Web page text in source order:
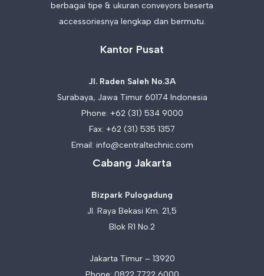
berbagai tipe & ukuran conveyors beserta
accessoriesnya lengkap dan bermutu.
Kantor Pusat
Jl. Raden Saleh No.3A
Surabaya, Jawa Timur 60174 Indonesia
Phone: +62 (31) 534 9000
Fax: +62 (31) 535 1357
Email: info@centraltechnic.com
Cabang Jakarta
Bizpark Pulogadung
Jl. Raya Bekasi Km. 21,5
Blok R1 No.2
Jakarta Timur – 13920